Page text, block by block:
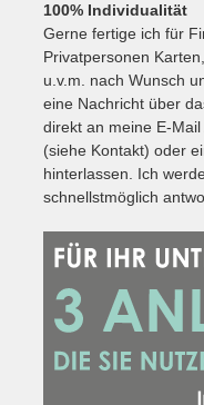
100% Individualität
Gerne fertige ich für
Privatpersonen
u.v.m. nach Wunsch
eine Nachricht über
direkt an meine E-
(siehe Kontakt) oder
hinterlassen. Ich
schnellstmöglich